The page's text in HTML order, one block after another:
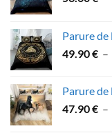
Parure
49.90€ –
Parure de
47.90€ –